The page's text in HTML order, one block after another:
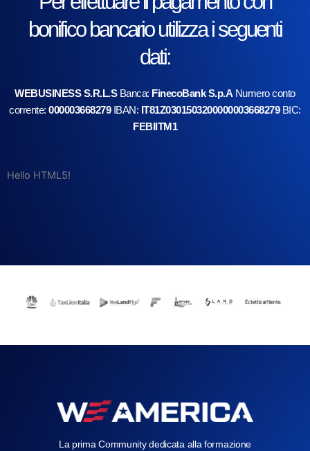
bonifico bancario utilizza i seguenti
dati:
WEBUSINESS S.R.L.SBanca: FinecoBank S.p.A Numero conto
corrente:000003668279IBAN: IT81Z0301503200000003668279BIC:
FEBIITM1
Hello HTML5!
La prima Community dedicata alla formazione